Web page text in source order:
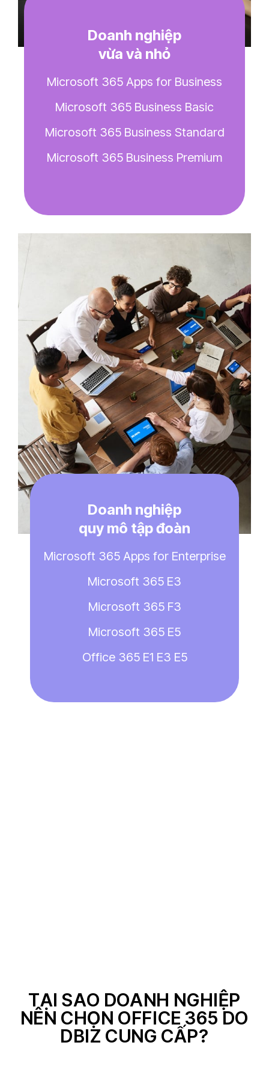
Doanh nghiệp
vừa và nhỏ​
Microsoft 365 Apps for Business
Microsoft 365 Business Basic
Microsoft 365 Business Standard
Microsoft 365 Business Premium
Doanh nghiệp
quy mô tập đoàn
Microsoft 365 Apps for Enterprise
Microsoft 365 E3
Microsoft 365 F3
Microsoft 365 E5
Office 365 E1 E3 E5
TẠI SAO DOANH NGHIỆP
NÊN CHỌN OFFICE 365 DO
DBIZ CUNG CẤP?​